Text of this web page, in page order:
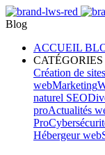
Blog
ACCUEIL
CATÉGORIES
Création de
webMarketing
naturel SEO
proActualités
Pro
Hébergeur web